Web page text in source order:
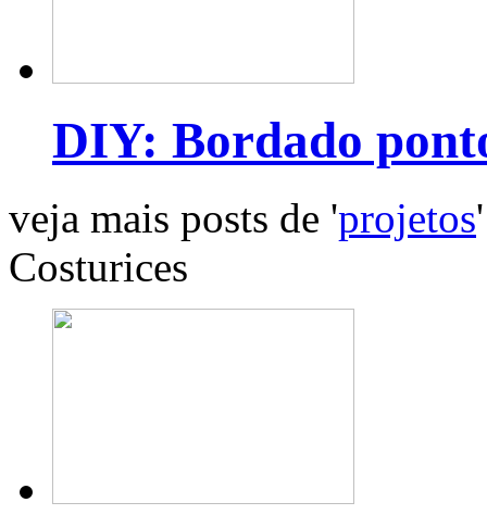
DIY: Bordado
veja mais posts de 'projetos'
Costurices